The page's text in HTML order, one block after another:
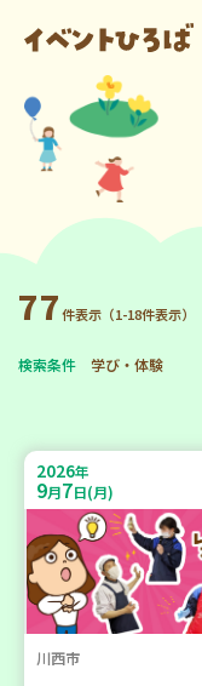
77件表示（1-18件表示）
検索条件 学び・体験
2026年
9月7日(月)
川西市